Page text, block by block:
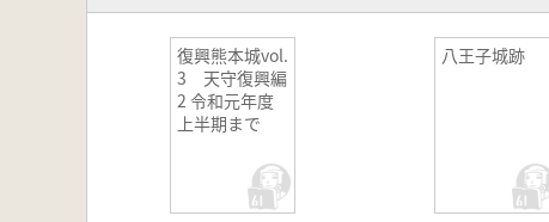
復興熊本城vol.
3 天守復興編
2 令和元年度
上半期まで
八王子城跡